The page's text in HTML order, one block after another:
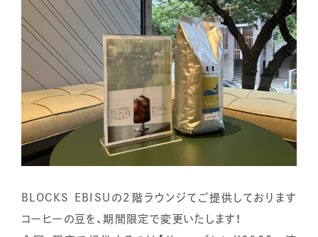
BLOCKS EBISUの2階ラウンジてご提供しております
コーヒーの豆を、期間限定で変更いたします！